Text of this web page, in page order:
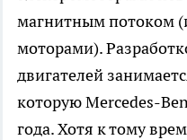
магнитным потоком
моторами).
двигателей
которую Mercedes-
года. Хотя к тому